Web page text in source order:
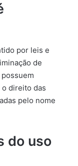
por leis e
de
direito das
pelo nome
do uso